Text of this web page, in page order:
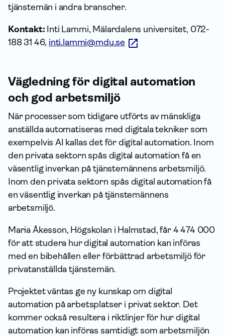
tjänstemän i andra branscher.
Kontakt: Inti Lammi, Mälardalens universitet, 072-
188 31 46, inti.lammi@mdu.se
Vägledning för digital automation
och god arbetsmiljö
När processer som tidigare utförts av mänskliga
anställda automatiseras med digitala tekniker som
exempelvis AI kallas det för digital automation. Inom
den privata sektorn spås digital automation få en
väsentlig inverkan på tjänstemännens arbetsmiljö.
Inom den privata sektorn spås digital automation få
en väsentlig inverkan på tjänstemännens
arbetsmiljö.
Maria Åkesson, Högskolan i Halmstad, får 4 474 000
för att studera hur digital automation kan införas
med en bibehållen eller förbättrad arbetsmiljö för
privatanställda tjänstemän.
Projektet väntas ge ny kunskap om digital
automation på arbetsplatser i privat sektor. Det
kommer också resultera i riktlinjer för hur digital
automation kan införas samtidigt som arbetsmiljön